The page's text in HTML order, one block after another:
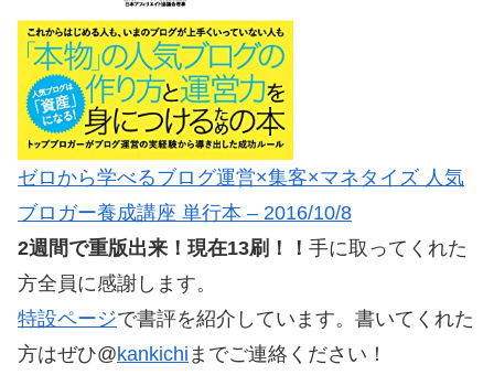
ゼロから学べるブログ運営×集客×マネタイズ 人気
ブロガー養成講座 単行本 – 2016/10/8
2週間で重版出来！現在13刷！！ 手に取ってくれた
方全員に感謝します。
特設ページで書評を紹介しています。書いてくれた
方はぜひ@kankichi までご連絡ください！